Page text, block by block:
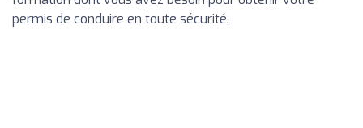
permis de conduire en toute sécurité.